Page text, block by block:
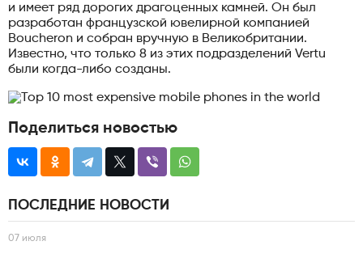
и имеет ряд дорогих драгоценных камней. Он был
разработан французской ювелирной компанией
Boucheron и собран вручную в Великобритании.
Известно, что только 8 из этих подразделений Vertu
были когда-либо созданы.
Поделиться новостью
ПОСЛЕДНИЕ НОВОСТИ
07 июля